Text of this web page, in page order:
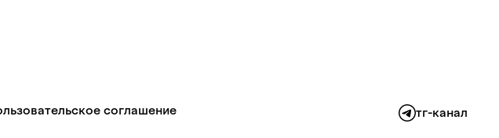
соглашение тг-канал